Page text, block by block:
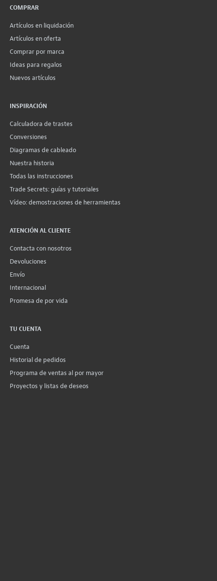
COMPRAR
Artículos en liquidación
Artículos en oferta
Comprar por marca
Ideas para regalos
Nuevos artículos
INSPIRACIÓN
Calculadora de trastes
Conversiones
Diagramas de cableado
Nuestra historia
Todas las instrucciones
Trade Secrets: guías y tutoriales
Vídeo: demostraciones de herramientas
ATENCIÓN AL CLIENTE
Contacta con nosotros
Devoluciones
Envío
Internacional
Promesa de por vida
TU CUENTA
Cuenta
Historial de pedidos
Programa de ventas al por mayor
Proyectos y listas de deseos